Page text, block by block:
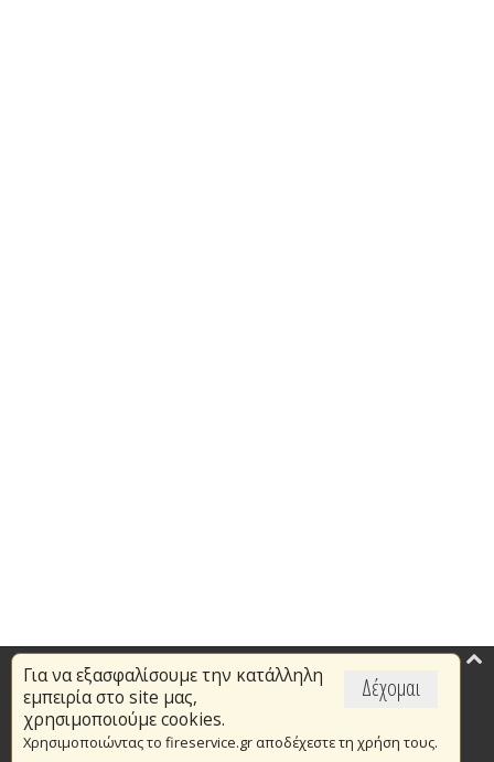
Δέχομαι
Για να εξασφαλίσουμε την κατάλληλη
εμπειρία στο site μας,
χρησιμοποιούμε cookies.
Χρησιμοποιώντας το fireservice.gr αποδέχεστε τη χρήση τους.
Επικαιρότητα
Το Πυροσβεστικό Σώμα